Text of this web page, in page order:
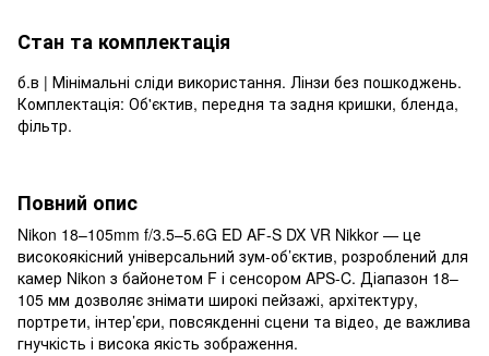
Стан та комплектація
б.в | Мінімальні сліди використання. Лінзи без пошкоджень.
Комплектація: Об'єктив, передня та задня кришки, бленда,
фільтр.
Повний опис
Nikon 18–105mm f/3.5–5.6G ED AF-S DX VR Nikkor — це
високоякісний універсальний зум-об’єктив, розроблений для
камер Nikon з байонетом F і сенсором APS-C. Діапазон 18–
105 мм дозволяє знімати широкі пейзажі, архітектуру,
портрети, інтер’єри, повсякденні сцени та відео, де важлива
гнучкість і висока якість зображення.